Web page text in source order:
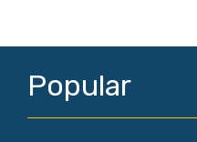
Popular